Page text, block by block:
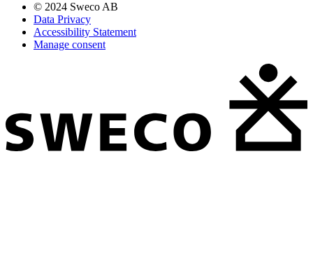
© 2024 Sweco AB
Data Privacy
Accessibility Statement
Manage consent